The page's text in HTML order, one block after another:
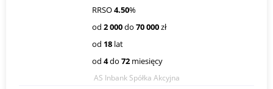
RRSO4.50%
od 2 000do 70 000zł
od 18 lat
od 4do 72 miesięcy
AS Inbank Spółka Akcyjna